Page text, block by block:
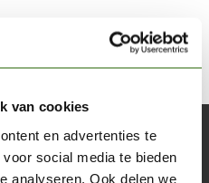
van cookies
en advertenties te
social media te bieden
analyseren. Ook delen we
nieuwsbrief
onze laatste acties